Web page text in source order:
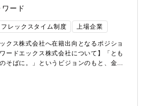
任3名、一般社員1名、シニア社員1名【募
業ポートフォリオの最適化やM&A、新規
長に向けた戦略実行のフェーズに入って
は、中期経営計画の策定や予実管理、事
し、市場調査・競合分析、M&Aやアライ
新規事業開発に関するプロジェクトな
っており、これに伴い部門のミッション
の右腕として、経営層や各部門との連携
いただける方を増員募集いたします。
ード
フレックスタイム制度 上場企業
クス株式会社へ在籍出向となるポジショ
ードエックス株式会社について】「とも
そばに。」というビジョンのもと、金融
企業です。金融機関を競合ではなく連合
衡」の発想のもと、パートナー同士をつ
が特別な努力をしなくても自然と便益を